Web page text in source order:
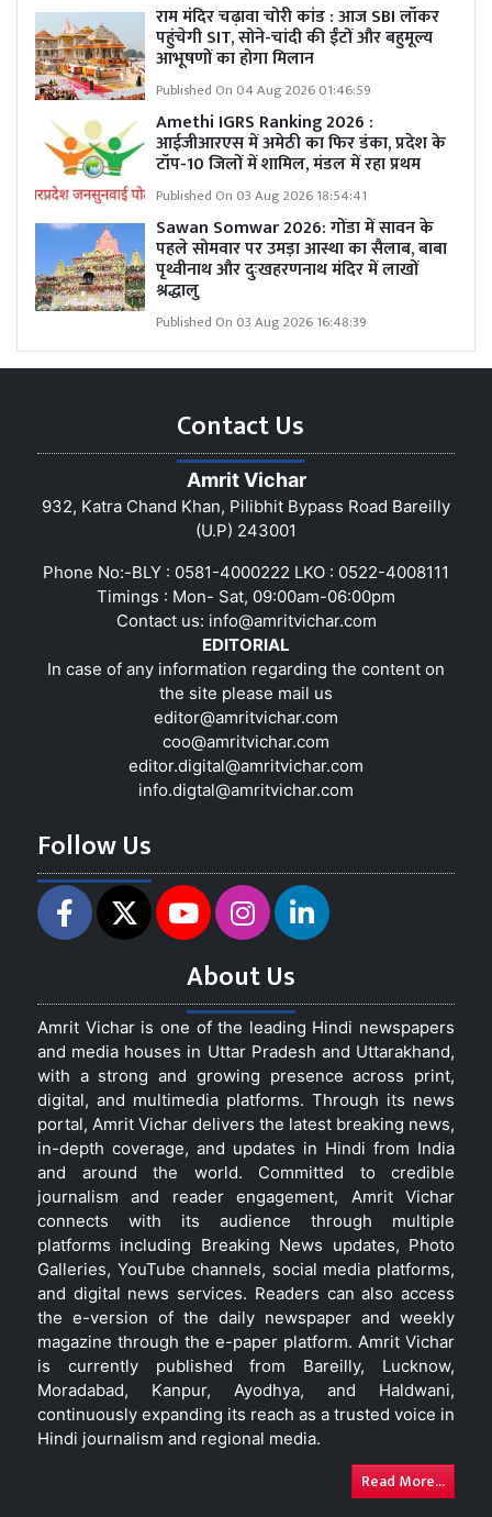
राम मंदिर चढ़ावा चोरी कांड : आज SBI लॉकर
पहुंचेगी SIT, सोने-चांदी की ईंटों और बहुमूल्य
आभूषणों का होगा मिलान
Published On 04 Aug 2026 01:46:59
Amethi IGRS Ranking 2026 :
आईजीआरएस में अमेठी का फिर डंका, प्रदेश के
टॉप-10 जिलों में शामिल, मंडल में रहा प्रथम
Published On 03 Aug 2026 18:54:41
Sawan Somwar 2026: गोंडा में सावन के
पहले सोमवार पर उमड़ा आस्था का सैलाब, बाबा
पृथ्वीनाथ और दुःखहरणनाथ मंदिर में लाखों
श्रद्धालु
Published On 03 Aug 2026 16:48:39
Contact Us
Amrit Vichar
932, Katra Chand Khan, Pilibhit Bypass Road Bareilly
(U.P) 243001
Phone No:-BLY : 0581-4000222 LKO : 0522-4008111
Timings : Mon- Sat, 09:00am-06:00pm
Contact us: info@amritvichar.com
EDITORIAL
In case of any information regarding the content on
the site please mail us
editor@amritvichar.com
coo@amritvichar.com
editor.digital@amritvichar.com
info.digtal@amritvichar.com
Follow Us
About Us
Amrit Vichar is one of the leading Hindi newspapers
and media houses in Uttar Pradesh and Uttarakhand,
with a strong and growing presence across print,
digital, and multimedia platforms. Through its news
portal, Amrit Vichar delivers the latest breaking news,
in-depth coverage, and updates in Hindi from India
and around the world. Committed to credible
journalism and reader engagement, Amrit Vichar
connects with its audience through multiple
platforms including Breaking News updates, Photo
Galleries, YouTube channels, social media platforms,
and digital news services. Readers can also access
the e-version of the daily newspaper and weekly
magazine through the e-paper platform. Amrit Vichar
is currently published from Bareilly, Lucknow,
Moradabad, Kanpur, Ayodhya, and Haldwani,
continuously expanding its reach as a trusted voice in
Hindi journalism and regional media.
Read More...